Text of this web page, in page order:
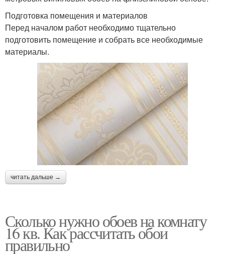
Подготовка помещения и материалов
Перед началом работ необходимо тщательно
подготовить помещение и собрать все необходимые
материалы.
читать дальше →
Сколько нужно обоев на комнату
16 кв. Как рассчитать обои
правильно